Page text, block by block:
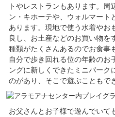
トやレストランもあります。周
ン・キホーテや、ウォルマート
あります。現地で使う水着やお
良し、お土産などのお買い物を
種類がたくさんあるのでお食事
自分で歩き回れる位の年齢のお
ングに新しくできたミニパーク
のがあり、そこで遊ぶこともで
お父さんとお子様で遊んでいて